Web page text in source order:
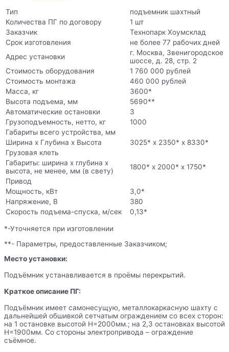
Тип
подъемник шахтный
Количества ПГ по договору
1 шт
Заказчик
Технопарк Хоумсклад
Срок изготовления
не более 77 рабочих дней
Адрес установки
г. Москва, Звенигородское
шоссе, д. 28, стр. 2
Стоимость оборудования
1 760 000 рублей
Стоимость монтажа
460 000 рублей
Масса, кг
3600*
Высота подъема, мм
5690**
Автоматические остановки
3
Грузоподъемность, нетто, кг
1000
Габариты всего устройства, мм
Ширина х Глубина х Высота
3025* х 2350* х 8330*
Грузовая клеть
Габариты: ширина х глубина х
высота, не менее, мм (в свету)
1800* х 2000* х 1750*
Привод
Мощность, кВт
3,0*
Напряжение, В
380
Скорость подъема-спуска, м/сек
0,13*
*-Уточняется при изготовлении
**- Параметры, предоставленные Заказчиком;
Место установки:
Подъёмник устанавливается в проёмы перекрытий.
Краткое описание ПГ:
Подъёмник имеет самонесущую, металлокаркасную шахту с
дальнейшей обшивкой сетчатым ограждением со всех сторон:
на 1 остановке высотой Н=2000мм.; на 2,3 остановках высотой
Н=1900мм. Со стороны электропривода – ограждение
съёмное.